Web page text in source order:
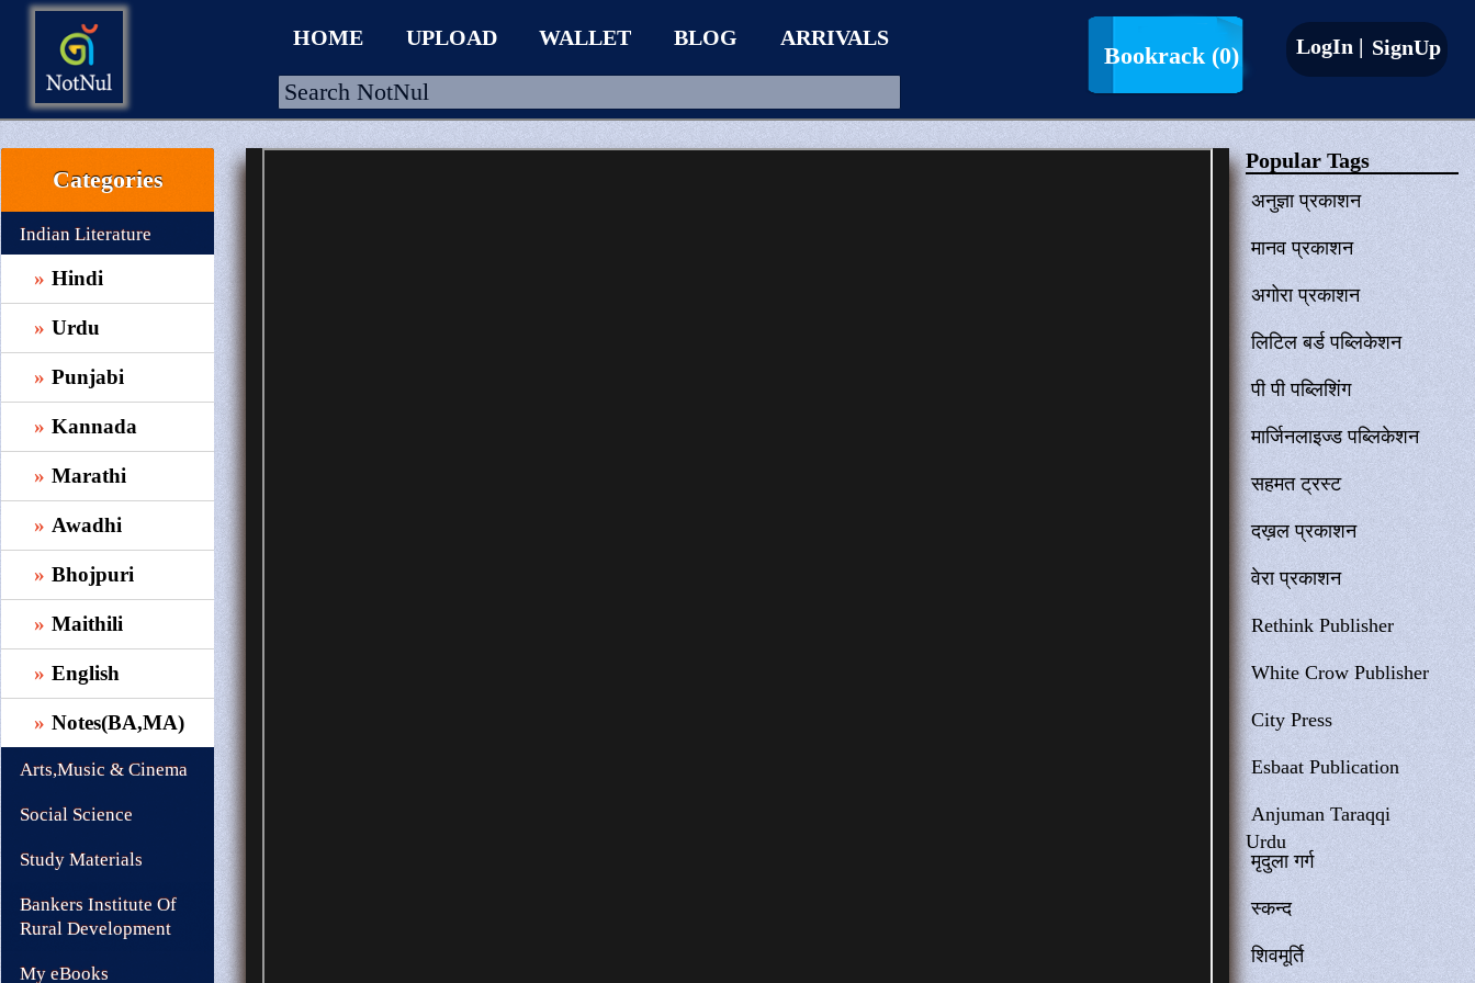
HOME
UPLOAD
WALLET
BLOG
ARRIVALS
CATEGORIES >
HOME UPLOAD WALLET BLOG ARRIVALS
Bookrack (0) LogIn | SignUp
Categories
Indian Literature
Hindi
Urdu
Punjabi
Kannada
Marathi
Awadhi
Bhojpuri
Maithili
English
Notes(BA,MA)
Arts,Music & Cinema
Social Science
Study Materials
Bankers Institute Of
Rural Development
My eBooks
Popular Tags
अनुज्ञा प्रकाशन
मानव प्रकाशन
अगोरा प्रकाशन
लिटिल बर्ड पब्लिकेशन
पी पी पब्लिशिंग
मार्जिनलाइज्ड पब्लिकेशन
सहमत ट्रस्ट
दख़ल प्रकाशन
वेरा प्रकाशन
Rethink Publisher
White Crow Publisher
City Press
Esbaat Publication
Anjuman Taraqqi
Urdu
मृदुला गर्ग
स्कन्द
शिवमूर्ति